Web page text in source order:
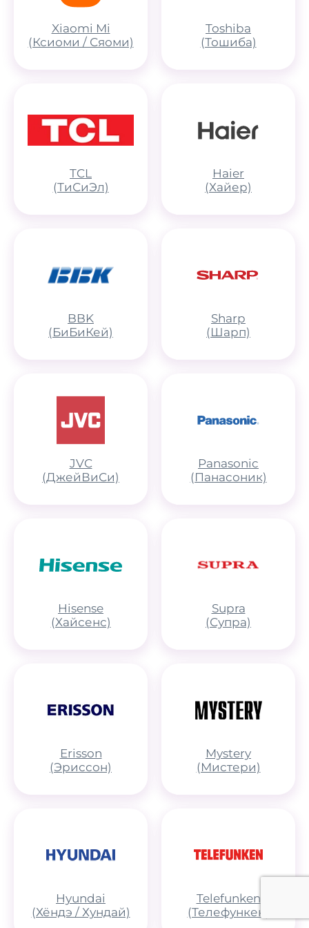
Xiaomi Mi
(Ксиоми / Сяоми)
Toshiba
(Тошиба)
TCL
(ТиСиЭл)
Haier
(Хайер)
BBK
(БиБиКей)
Sharp
(Шарп)
JVC
(ДжейВиСи)
Panasonic
(Панасоник)
Hisense
(Хайсенс)
Supra
(Супра)
Erisson
(Эриссон)
Mystery
(Мистери)
Hyundai
(Хёндэ / Хундай)
Telefunken
(Телефункен)